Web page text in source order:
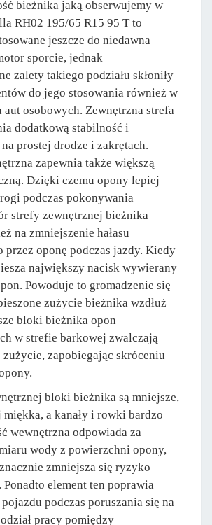
bieżnika jaką obserwujemy w
RH02 195/65 R15 95 T to
jeszcze do niedawna
sporcie, jednak
zalety takiego podziału skłoniły
do jego stosowania również w
osobowych. Zewnętrzna strefa
dodatkową stabilność i
prostej drodze i zakrętach.
zapewnia także większą
Dzięki czemu opony lepiej
podczas pokonywania
strefy zewnętrznej bieżnika
na zmniejszenie hałasu
przez oponę podczas jazdy. Kiedy
największy nacisk wywierany
Powoduje to gromadzenie się
zużycie bieżnika wzdłuż
bloki bieżnika opon
w strefie barkowej zwalczają
zużycie, zapobiegając skróceniu
bloki bieżnika są mniejsze,
miękka, a kanały i rowki bardzo
wewnętrzna odpowiada za
wody z powierzchni opony,
zmniejsza się ryzyko
element ten poprawia
podczas poruszania się na
pracy pomiędzy